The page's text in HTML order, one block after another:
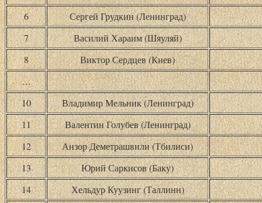
6
Сергей Грудкин (Ленинград)
7
Василий Хараим (Шяуляй)
8
Виктор Сердцев (Киев)
…
10
Владимир Мельник (Ленинград)
11
Валентин Голубев (Ленинград)
12
Анзор Деметрашвили (Тбилиси)
13
Юрий Саркисов (Баку)
14
Хельдур Куузинг (Таллинн)